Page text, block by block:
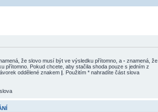
že slovo musí být ve výsledku přítomno, a - znamená, že
přítomno. Pokud chcete, aby stačila shoda pouze s jedním z
oddělené znakem | . Použitím * nahradíte část slova